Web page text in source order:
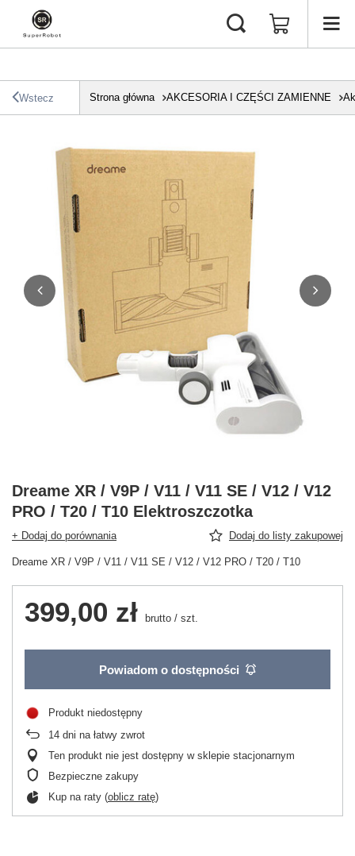
Wstecz Strona główna AKCESORIA I CZĘŚCI ZAMIENNE
Dreame XR / V9P / V11 / V11 SE / V12 / V12
PRO / T20 / T10 Elektroszczotka
+ Dodaj do porównania Dodaj do listy zakupowej
Dreame XR / V9P / V11 / V11 SE / V12 / V12 PRO / T20 / T10
399,00 zł brutto / szt.
Powiadom o dostępności
Produkt niedostępny
14 dni na łatwy zwrot
Ten produkt nie jest dostępny w sklepie stacjonarnym
Bezpieczne zakupy
Kup na raty (oblicz ratę)